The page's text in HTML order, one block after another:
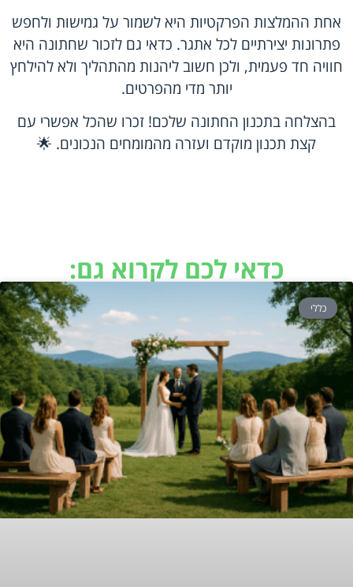
אחת ההמלצות הפרקטיות היא לשמור על גמישות ולחפש
פתרונות יצירתיים לכל אתגר. כדאי גם לזכור שחתונה היא
חוויה חד פעמית, ולכן חשוב ליהנות מהתהליך ולא להילחץ
יותר מדי מהפרטים.
בהצלחה בתכנון החתונה שלכם! זכרו שהכל אפשרי עם
קצת תכנון מוקדם ועזרה מהמומחים הנכונים. 🌟
כדאי לכם לקרוא גם:
כללי